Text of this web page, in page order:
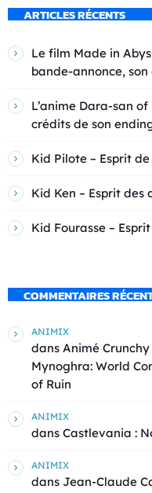
ARTICLES RÉCENTS
Le film Made in
bande-annonce,
L’anime Dara-san
crédits de son
Kid Pilote – Esprit
Kid Ken – Esprit
Kid Fourasse –
COMMENTAIRES
ANIMIX
dans Animé
Mynoghra: World
of Ruin
ANIMIX
dans Castlevania :
ANIMIX
dans Jean-Claude